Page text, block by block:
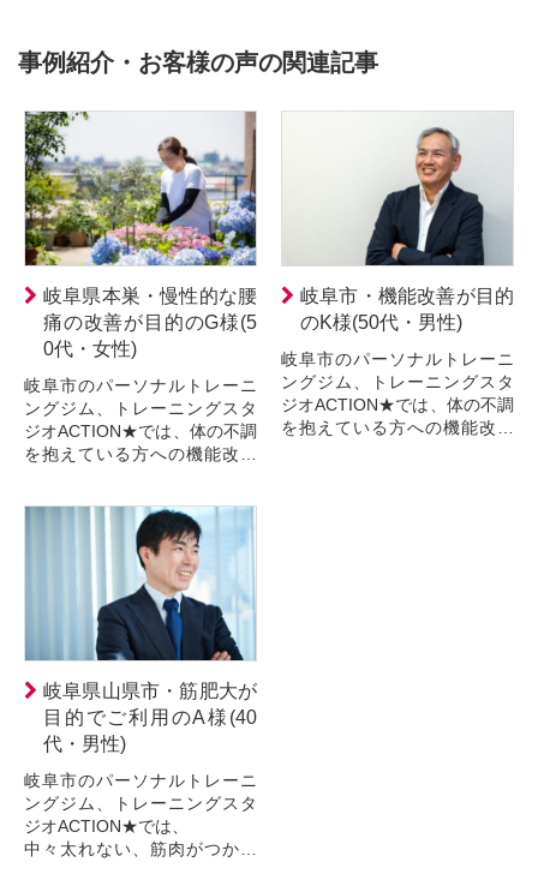
事例紹介・お客様の声の関連記事
岐阜県本巣・慢性的な腰
痛の改善が目的のG様(5
0代・女性)
岐阜市のパーソナルトレーニ
ングジム、トレーニングスタ
ジオACTION★では、体の不調
を抱えている方への機能改善
お医者さんに行っても痛みの
原因が分から...
岐阜市・機能改善が目的
のK様(50代・男性)
岐阜市のパーソナルトレーニ
ングジム、トレーニングスタ
ジオACTION★では、体の不調
を抱えている方への機能改善
岐阜県山県市・筋肥大が
目的でご利用のA様(40
代・男性)
岐阜市のパーソナルトレーニ
ングジム、トレーニングスタ
ジオACTION★では、
中々太れない、筋肉がつかな